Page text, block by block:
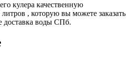
кулера качественную
, которую вы можете заказать
доставка воды СПб.